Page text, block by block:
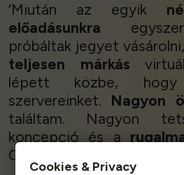
‘Miután az egyik
előadásunkra
próbáltak jegyet
teljesen márkás
lépett közbe,
szervereinket. Nagyon
találtam. Nagyon
koncepció és a
Queue-Fair!’
Cookies & Privacy